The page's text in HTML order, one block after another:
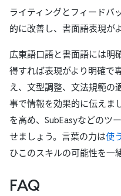
ライティングとフィードバ
的に改善し、書面語表現が
広東語口語と書面語には明
得すれば表現がより明確で
え、文型調整、文法規範の
事で情報を効果的に伝えま
を高め、SubEasyなどのツ
せましょう。言葉の力は使
ひこのスキルの可能性を一
FAQ